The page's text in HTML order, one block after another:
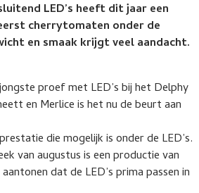
LED’s heeft dit jaar een
cherrytomaten onder de
en smaak krijgt veel aandacht.
proef met LED’s bij het Delphy
en Merlice is het nu de beurt aan
die mogelijk is onder de LED’s.
van augustus is een productie van
dat de LED’s prima passen in